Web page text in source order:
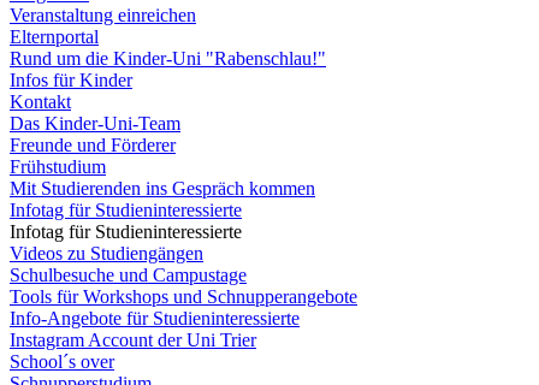
Veranstaltung einreichen
Elternportal
Rund um die Kinder-Uni "Rabenschlau!"
Infos für Kinder
Kontakt
Das Kinder-Uni-Team
Freunde und Förderer
Frühstudium
Mit Studierenden ins Gespräch kommen
Infotag für Studieninteressierte
Infotag für Studieninteressierte
Videos zu Studiengängen
Schulbesuche und Campustage
Tools für Workshops und Schnupperangebote
Info-Angebote für Studieninteressierte
Instagram Account der Uni Trier
School´s over